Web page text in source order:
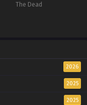
The Dead
2026
2025
2025